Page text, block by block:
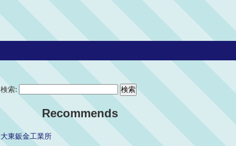
検索:
Recommends
大東鈑金工業所